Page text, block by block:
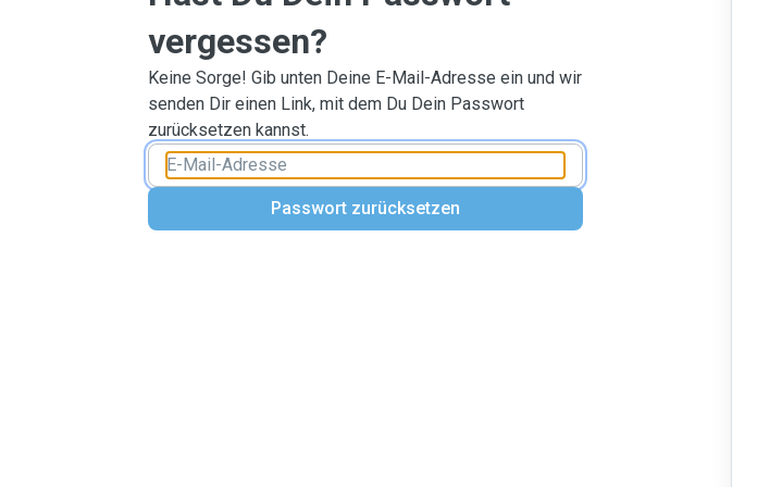
vergessen?
Keine Sorge! Gib unten Deine E-Mail-Adresse ein und wir
senden Dir einen Link, mit dem Du Dein Passwort
zurücksetzen kannst.
Passwort zurücksetzen